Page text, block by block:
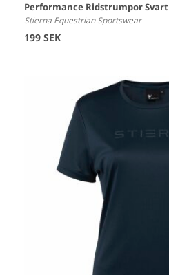
Performance Ridstrumpor Svart
Stierna Equestrian Sportswear
199 SEK